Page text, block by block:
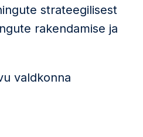
strateegilisest
rakendamise ja
valdkonna